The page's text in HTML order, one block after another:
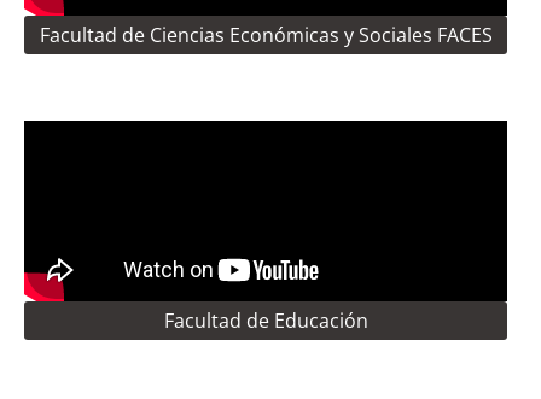
Facultad de Ciencias Económicas y Sociales FACES
Facultad de Educación